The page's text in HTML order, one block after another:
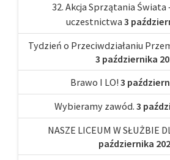
32. Akcja Sprzątania
uczestnictwa 3
Tydzień o Przeciwdziałaniu
3 października
Brawo I LO! 3
Wybieramy zawód. 3
NASZE LICEUM W SŁUŻBIE
października